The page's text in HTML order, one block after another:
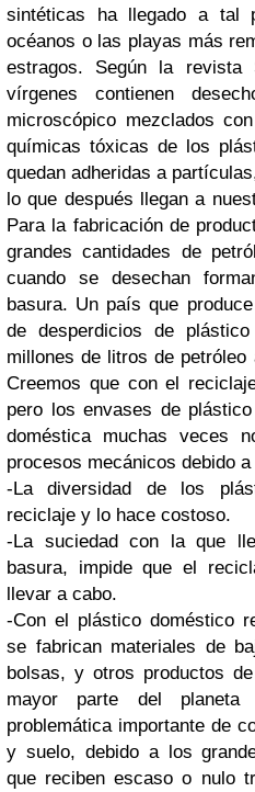
sintéticas ha llegado a tal
océanos o las playas más
estragos. Según la revista
vírgenes contienen
microscópico mezclados
químicas tóxicas de los
quedan adheridas a
lo que después llegan a
Para la fabricación de
grandes cantidades de
cuando se desechan
basura. Un país que
de desperdicios de
millones de litros de
Creemos que con el
pero los envases de
doméstica muchas veces
procesos mecánicos debido
-La diversidad de los
reciclaje y lo hace costoso.
-La suciedad con la que
basura, impide que el
llevar a cabo.
-Con el plástico doméstico
se fabrican materiales de
bolsas, y otros productos
mayor parte del
problemática importante de
y suelo, debido a los
que reciben escaso o nulo